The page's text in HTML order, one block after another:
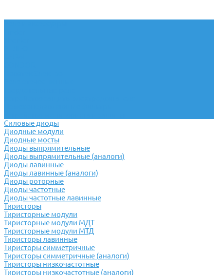
Силовые диоды
Диодные модули
Диодные мосты
Диоды выпрямительные
Диоды выпрямительные (аналоги)
Диоды лавинные
Диоды лавинные (аналоги)
Диоды роторные
Диоды частотные
Диоды частотные лавинные
Тиристоры
Тиристорные модули
Тиристорные модули МДТ
Тиристорные модули МТД
Тиристоры лавинные
Тиристоры симметричные
Тиристоры симметричные (аналоги)
Тиристоры низкочастотные
Тиристоры низкочастотные (аналоги)